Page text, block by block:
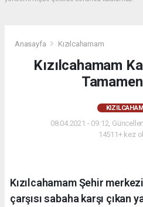
Anasayfa Kızılcahamam
Kızılcahamam
08.04.2021 - 09:12,
14511+ kez
Kızılcahamam Şehir
çarşısı sabaha karşı çıkan